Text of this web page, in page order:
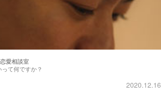
愛相談室
て何ですか？
2020.12.16